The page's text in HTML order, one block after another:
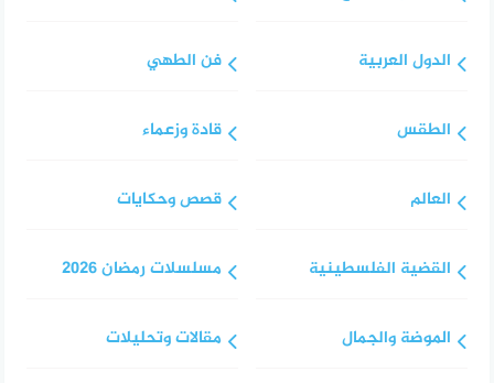
الدول العربية
الطقس
العالم
القضية الفلسطينية
الموضة والجمال
فن الطهي
قادة وزعماء
قصص وحكايات
مسلسلات رمضان 2026
مقالات وتحليلات